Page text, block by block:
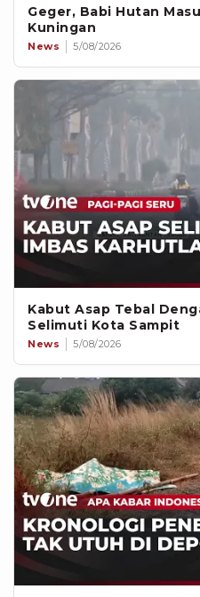
Geger, Babi Hutan
Kuningan
News 5/08/2026
Kabut Asap Tebal
Selimuti Kota Sampit
News 5/08/2026